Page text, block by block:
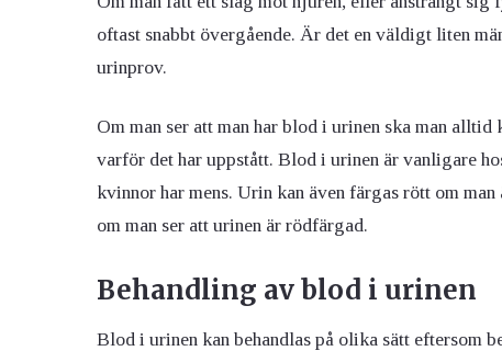
oftast snabbt övergående. Är det en väldigt liten
urinprov.
Om man ser att man har blod i urinen ska man
varför det har uppstått. Blod i urinen är vanligare
kvinnor har mens. Urin kan även färgas rött om
om man ser att urinen är rödfärgad.
Behandling av blod i urinen
Blod i urinen kan behandlas på olika sätt eftersom